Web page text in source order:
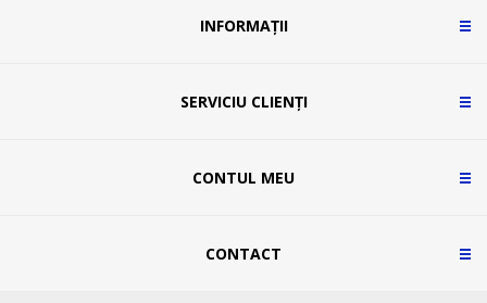
INFORMAȚII
SERVICIU CLIENȚI
CONTUL MEU
CONTACT